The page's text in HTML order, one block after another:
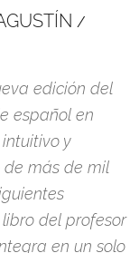
/
edición del
español en
y
más de mil
del profesor
en un solo